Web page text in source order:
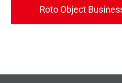
Roto Object